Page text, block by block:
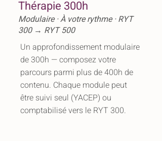
Thérapie 300h
Modulaire · À votre rythme · RYT
300 → RYT 500
Un approfondissement modulaire
de 300h — composez votre
parcours parmi plus de 400h de
contenu. Chaque module peut
être suivi seul (YACEP) ou
comptabilisé vers le RYT 300.